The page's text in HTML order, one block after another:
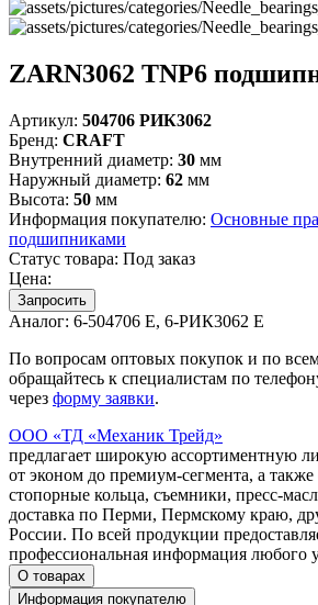
ZARN3062 TNP6
Артикул: 504706 РИК3062
Бренд: CRAFT
Внутренний диаметр: 30 мм
Наружный диаметр: 62 мм
Высота: 50 мм
Информация покупателю: Основные
подшипниками
Статус товара: Под заказ
Цена:
Запросить
Аналог: 6-504706 Е, 6-РИК3062 Е
По вопросам оптовых покупок и по
обращайтесь к специалистам по
через форму заявки.
ООО «ТД «Механик Трейд»
предлагает широкую ассортиментную
от эконом до премиум-сегмента, а также
стопорные кольца, съемники, пресс-
доставка по Перми, Пермскому краю,
России. По всей продукции
профессиональная информация любого
О товарах
Информация покупателю